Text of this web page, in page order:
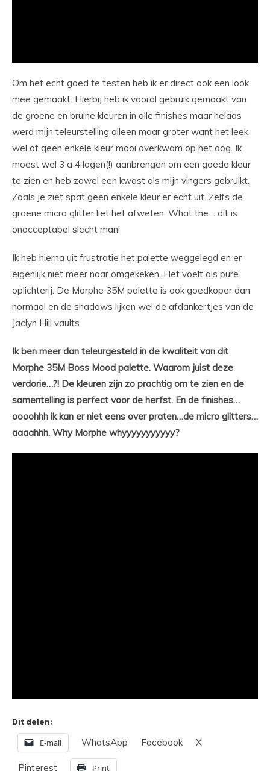
Om het echt goed te testen heb ik er direct ook een look
mee gemaakt. Hierbij heb ik vooral gebruik gemaakt van
de groene en bruine kleuren in alle finishes maar helaas
werd mijn teleurstelling alleen maar groter want het leek
wel of geen enkele kleur mooi overkwam op het oog. Ik
moest wel 3 a 4 lagen(!) aanbrengen om een goede kleur
te zien en heb zowel een kwast als mijn vingers gebruikt.
Zoals je ziet spat geen enkele kleur er echt uit. Zelfs de
groene micro glitter liet het afweten. What the… dit is
onacceptabel slecht man!
Ik heb hierna uit frustratie het palette weggelegd en er
eigenlijk niet meer naar omgekeken. Het voelt als pure
oplichterij. De Morphe 35M palette is ook goedkoper dan
normaal en de shadows lijken wel de afdankertjes van de
Jaclyn Hill vaults.
Ik ben meer dan teleurgesteld in de kwaliteit van dit
Morphe 35M Boss Mood palette. Waarom juist deze
verdorie…?! De kleuren zijn zo prachtig om te zien en de
samentelling is perfect voor de herfst. En de finishes…
oooohhh ik kan er niet eens over praten…de micro glitters…
aaaahhh. Why Morphe whyyyyyyyyyyy?
Dit delen:
E-mail WhatsApp Facebook X
Pinterest Print